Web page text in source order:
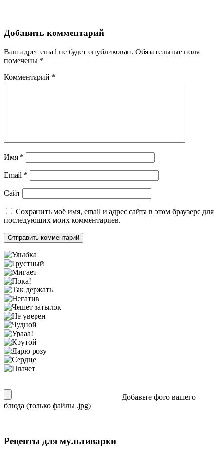
Добавить комментарий
Ваш адрес email не будет опубликован. Обязательные поля
помечены *
Комментарий *
Имя *
Email *
Сайт
Сохранить моё имя, email и адрес сайта в этом браузере для
последующих моих комментариев.
Добавьте фото вашего
блюда (только файлы .jpg)
Рецепты для мультиварки